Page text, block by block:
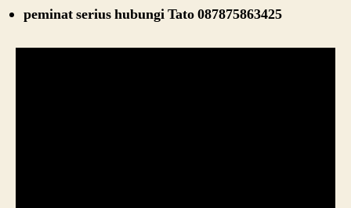
peminat serius hubungi Tato 087875863425